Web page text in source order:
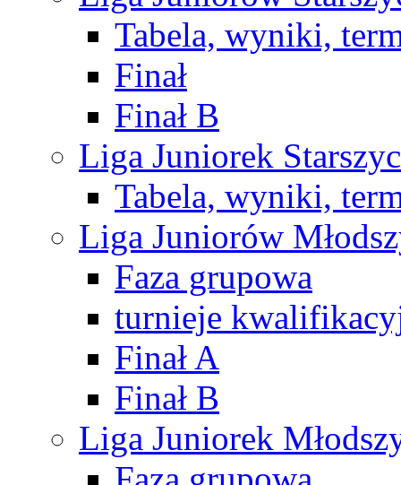
Tabela, wyniki,
Finał
Finał B
Liga Juniorek
Tabela, wyniki,
Liga Juniorów
Faza grupowa
turnieje
Finał A
Finał B
Liga Juniorek